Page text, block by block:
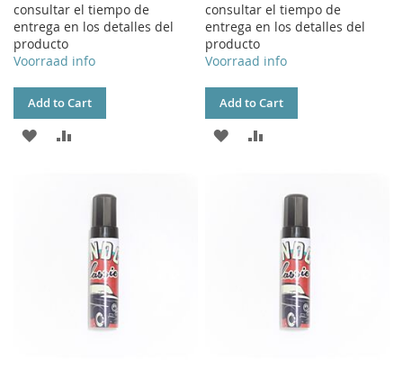
consultar el tiempo de
entrega en los detalles del
producto
Voorraad info
Add to Cart
ADD
COMPARE
consultar el tiempo de
entrega en los detalles del
producto
Voorraad info
Add to Cart
ADD
COMPARE